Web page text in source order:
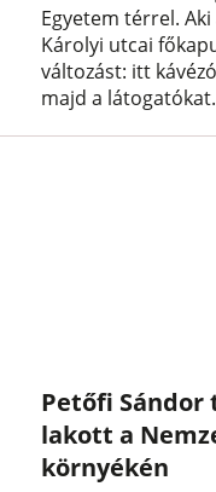
Egyetem térrel.
Károlyi utcai
változást: itt
majd a látogatókat.
Petőfi Sándor
lakott a
környékén